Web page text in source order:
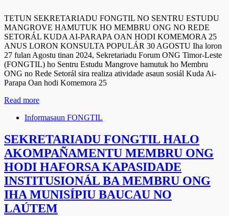
TETUN SEKRETARIADU FONGTIL NO SENTRU ESTUDU
MANGROVE HAMUTUK HO MEMBRU ONG NO REDE
SETORÁL KUDA AI-PARAPA OAN HODI KOMEMORA 25
ANUS LORON KONSULTA POPULÁR 30 AGOSTU Iha loron
27 fulan Agostu tinan 2024, Sekretariadu Forum ONG Timor-Leste
(FONGTIL) ho Sentru Estudu Mangrove hamutuk ho Membru
ONG no Rede Setorál sira realiza atividade asaun sosiál Kuda Ai-
Parapa Oan hodi Komemora 25
Read more
Informasaun FONGTIL
SEKRETARIADU FONGTIL HALO
AKOMPAÑAMENTU MEMBRU ONG
HODI HAFORSA KAPASIDADE
INSTITUSIONÁL BA MEMBRU ONG
IHA MUNISÍPIU BAUCAU NO
LAÚTEM